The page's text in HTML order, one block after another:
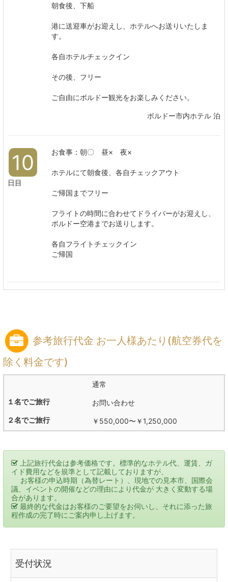
朝食後、下船
港に送迎車がお迎えし、ホテルへお送りいたしま
す。
各自ホテルチェックイン
その後、フリー
ご自由にボルドー観光をお楽しみください。
ボルドー市内ホテル 泊
10
日目
お食事：朝〇 昼× 夜×
ホテルにて朝食後、各自チェックアウト
ご帰国までフリー
フライトの時間に合わせてドライバーがお迎えし、
ボルドー空港までお送りします。
各自フライトチェックイン
ご帰国
参考旅行代金 お一人様あたり(航空券代を
除く料金です)
通常
お問い合わせ
￥550,000〜 ￥1,250,000
上記旅行代金は参考価格です。標準的なホテル代、運賃、ガ
イド費用などを規準として記載しておりますが、
お客様の申込時期（為替レート）、現地での見本市、国際会
議、イベントの開催などの理由により代金が 大きく変動する場
合があります。
最終的な代金はお客様のご要望をお伺いし、それに添った旅
程作成の完了時にご案内申し上げます。
受付状況